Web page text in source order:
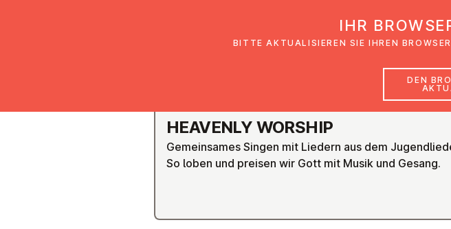
HEAVENLY WORSHIP
Gemeinsames Singen mit Liedern aus dem
So loben und preisen wir Gott mit Musik und Gesang.
IHR
BITTE AKTUALISIEREN SIE IHREN
DEN